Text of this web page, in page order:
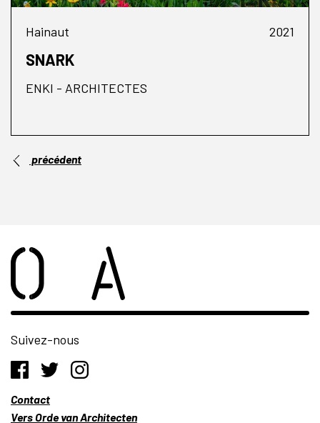
Hainaut 2021
SNARK
ENKI - ARCHITECTES
précédent
Suivez-nous
Contact
Vers Orde van Architecten